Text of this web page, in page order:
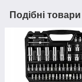
Подібні